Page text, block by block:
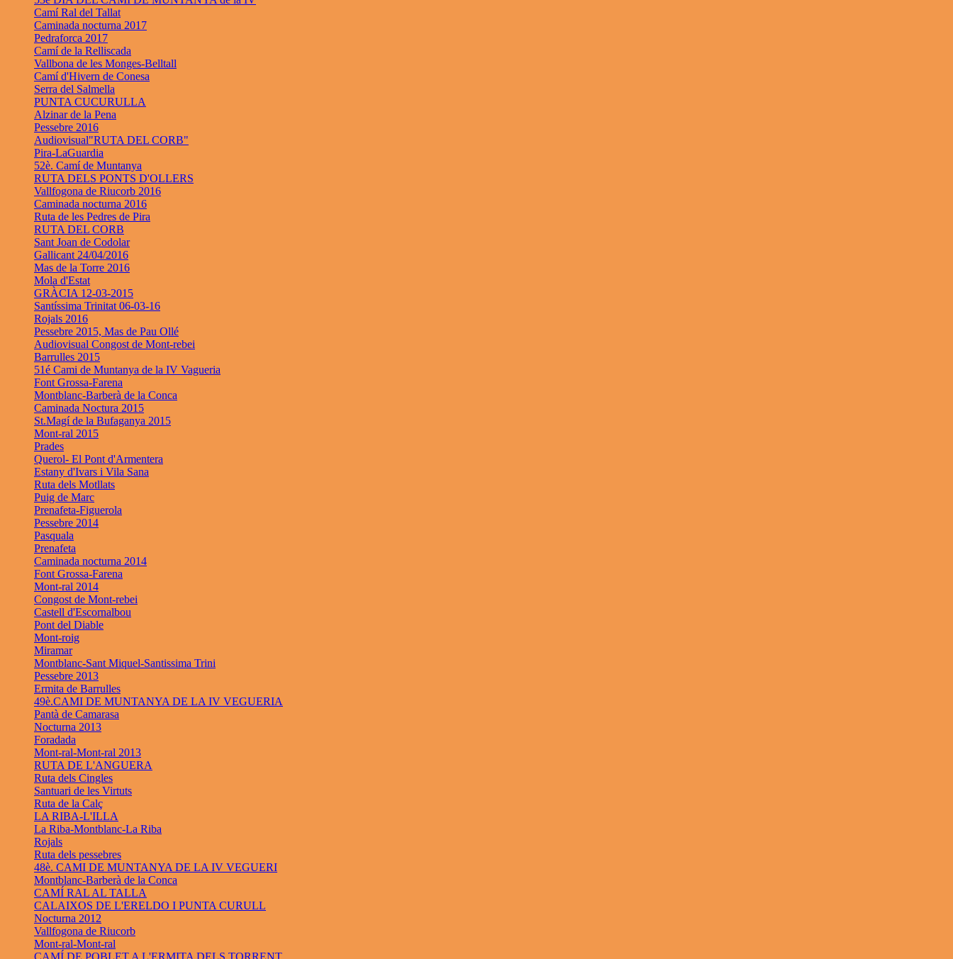
Camí Ral del Tallat
Caminada nocturna 2017
Pedraforca 2017
Camí de la Relliscada
Vallbona de les Monges-Belltall
Camí d'Hivern de Conesa
Serra del Salmella
PUNTA CUCURULLA
Alzinar de la Pena
Pessebre 2016
Audiovisual"RUTA DEL CORB"
Pira-LaGuardia
52è. Camí de Muntanya
RUTA DELS PONTS D'OLLERS
Vallfogona de Riucorb 2016
Caminada nocturna 2016
Ruta de les Pedres de Pira
RUTA DEL CORB
Sant Joan de Codolar
Gallicant 24/04/2016
Mas de la Torre 2016
Mola d'Estat
GRÀCIA 12-03-2015
Santíssima Trinitat 06-03-16
Rojals 2016
Pessebre 2015, Mas de Pau Ollé
Audiovisual Congost de Mont-rebei
Barrulles 2015
51é Cami de Muntanya de la IV Vagueria
Font Grossa-Farena
Montblanc-Barberà de la Conca
Caminada Noctura 2015
St.Magí de la Bufaganya 2015
Mont-ral 2015
Prades
Querol- El Pont d'Armentera
Estany d'Ivars i Vila Sana
Ruta dels Motllats
Puig de Marc
Prenafeta-Figuerola
Pessebre 2014
Pasquala
Prenafeta
Caminada nocturna 2014
Font Grossa-Farena
Mont-ral 2014
Congost de Mont-rebei
Castell d'Escornalbou
Pont del Diable
Mont-roig
Miramar
Montblanc-Sant Miquel-Santissima Trini
Pessebre 2013
Ermita de Barrulles
49è.CAMI DE MUNTANYA DE LA IV VEGUERIA
Pantà de Camarasa
Nocturna 2013
Foradada
Mont-ral-Mont-ral 2013
RUTA DE L'ANGUERA
Ruta dels Cingles
Santuari de les Virtuts
Ruta de la Calç
LA RIBA-L'ILLA
La Riba-Montblanc-La Riba
Rojals
Ruta dels pessebres
48è. CAMI DE MUNTANYA DE LA IV VEGUERI
Montblanc-Barberà de la Conca
CAMÍ RAL AL TALLA
CALAIXOS DE L'ERELDO I PUNTA CURULL
Nocturna 2012
Vallfogona de Riucorb
Mont-ral-Mont-ral
CAMÍ DE POBLET A L'ERMITA DELS TORRENT